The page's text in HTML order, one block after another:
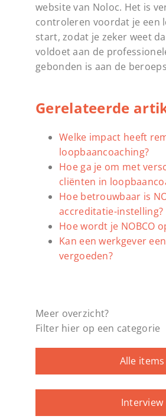
website van Noloc. Het is
controleren voordat je een
start, zodat je zeker weet
voldoet aan de
gebonden is aan de
Gerelateerde
Welke impact heeft
loopbaancoaching?
Hoe ga je om met
cliënten in
Hoe betrouwbaar is
accreditatie-instelling?
Hoe wordt je NOBCO
Kan een werkgever
vergoeden?
Meer overzicht?
Filter hier op een categorie
Alle items
Interview